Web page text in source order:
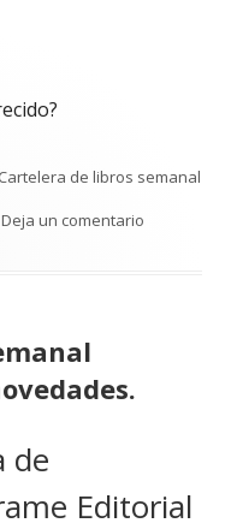
Etiquetas
Cartelera de libros semanal
Deja un comentario
de
Editorial